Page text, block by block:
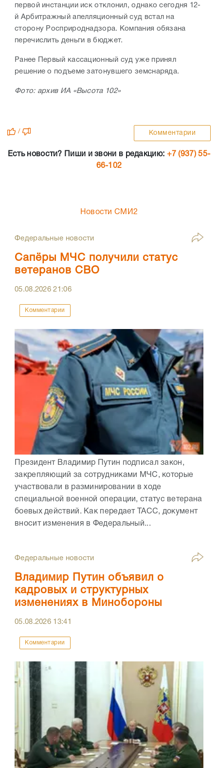
первой инстанции иск отклонил, однако сегодня 12-
й Арбитражный апелляционный суд встал на
сторону Росприроднадзора. Компания обязана
перечислить деньги в бюджет.
Ранее Первый кассационный суд уже принял
решение о подъеме затонувшего земснаряда.
Фото: архив ИА «Высота 102»
/ Комментарии
Есть новости? Пиши и звони в редакцию: +7 (937) 55-
66-102
Новости СМИ2
Федеральные новости
Сапёры МЧС получили статус
ветеранов СВО
05.08.202621:06
Комментарии
Президент Владимир Путин подписал закон,
закрепляющий за сотрудниками МЧС, которые
участвовали в разминировании в ходе
специальной военной операции, статус ветерана
боевых действий. Как передает ТАСС, документ
вносит изменения в Федеральный...
Федеральные новости
Владимир Путин объявил о
кадровых и структурных
изменениях в Минобороны
05.08.2026 13:41
Комментарии